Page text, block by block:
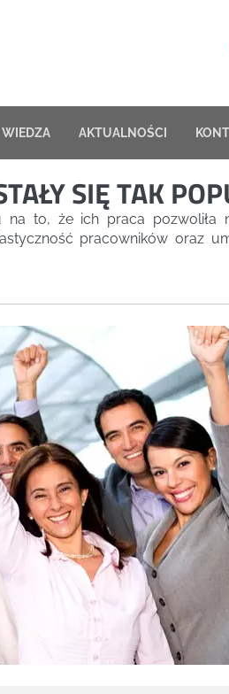
WIEDZA AKTUALNOŚCI
SIĘ TAK
to, że ich praca pozwoliła
pracowników oraz